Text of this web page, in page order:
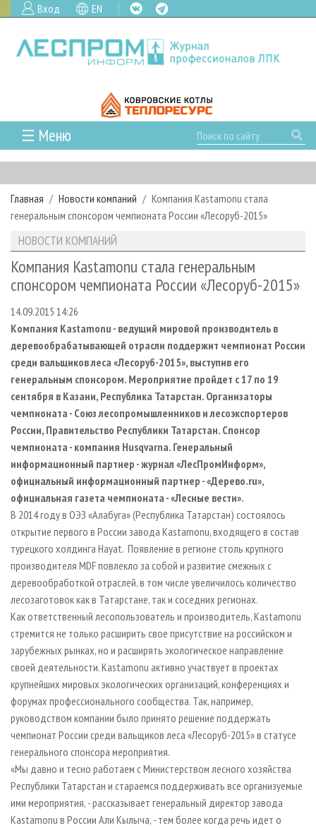
Вход EN
☰ Меню
ГЛАВНАЯ
РУБРИКИ И ТЕМЫ
РУБРИКИ ЖУРНАЛА
ЛЕСНОЕ ХОЗЯЙСТВО
ЛЕСОЗАГОТОВКА
ЛЕСОПИЛЕНИЕ
СУШКА ДРЕВЕСИНЫ
ПРОИЗВОДСТВО ДРЕВЕСНЫХ ПЛИТ
ДЕРЕВЯННОЕ ДОМОСТРОЕНИЕ
ПРОИЗВОДСТВО МЕБЕЛИ
БИОЭНЕРГЕТИКА
ЦБП
ИНСТРУМЕНТ И МАТЕРИАЛЫ
НОВОСТИ
КАЛЕНДАРЬ СОБЫТИЙ
НОВОСТИ ЛПК
НОВОСТИ ЖУРНАЛА
ПРОЕКТЫ ЛПИ
АНАЛИТИКА
ПРЕДПРИЯТИЯ ЛПК
ПЕРСОНЫ
МОБИЛЬНЫЕ ВЫСТАВКИ
ОФИЦИАЛЬНЫЕ ДЕЛЕГАЦИИ
ПРИОРИТЕТНЫЕ ИНВЕСТПРОЕКТЫ
RUSSIAN FORESTRY REVIEW
ГАЗЕТА ЛЕСПРОМФОРУМ
БИБЛИОТЕКА СПЕЦИАЛИСТА
АРХИВ ЖУРНАЛОВ
О ЖУРНАЛЕ
ПОДПИСКА
КОНТАКТЫ
РЕКЛАМОДАТЕЛЯМ
РЕКЛАМА
РЕКЛАМА НА САЙТЕ
Главная Новости компаний
Компания Kastamonu стала
генеральным спонсором чемпионата России «Лесоруб-2015»
НОВОСТИ КОМПАНИЙ
Компания Kastamonu стала генеральным
спонсором чемпионата России «Лесоруб-2015»
14.09.2015 14:26
Компания Kastamonu - ведущий мировой производитель в
деревообрабатывающей отрасли поддержит чемпионат России
среди вальщиков леса «Лесоруб-2015», выступив его
генеральным спонсором. Мероприятие пройдет с 17 по 19
сентября в Казани, Республика Татарстан. Организаторы
чемпионата - Союз лесопромышленников и лесоэкспортеров
России, Правительство Республики Татарстан. Спонсор
чемпионата - компания Husqvarna. Генеральный
информационный партнер - журнал «ЛесПромИнформ»,
официальный информационный партнер - «Дерево.ru»,
официальная газета чемпионата - «Лесные вести».
В 2014 году в ОЭЗ «Алабуга» (Республика Татарстан) состоялось
открытие первого в России завода Kastamonu, входящего в состав
турецкого холдинга Hayat. Появление в регионе столь крупного
производителя MDF повлекло за собой и развитие смежных с
деревообработкой отраслей, в том числе увеличилось количество
лесозаготовок как в Татарстане, так и соседних регионах.
Как ответственный лесопользователь и производитель, Kastamonu
стремится не только расширить свое присутствие на российском и
зарубежных рынках, но и расширять экологическое направление
своей деятельности. Kastamonu активно участвует в проектах
крупнейших мировых экологических организаций, конференциях и
форумах профессионального сообщества. Так, например,
руководством компании было принято решение поддержать
чемпионат России среди вальщиков леса «Лесоруб-2015» в статусе
генерального спонсора мероприятия.
«Мы давно и тесно работаем с Министерством лесного хозяйства
Республики Татарстан и стараемся поддерживать все организуемые
ими мероприятия, - рассказывает генеральный директор завода
Kastamonu в России Али Кылыча, - тем более когда речь идет о